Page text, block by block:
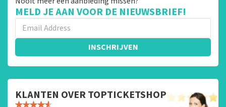
MELD JE AAN VOOR DE NIEUWSBRIEF!
INSCHRIJVEN
KLANTEN OVER TOPTICKETSHOP